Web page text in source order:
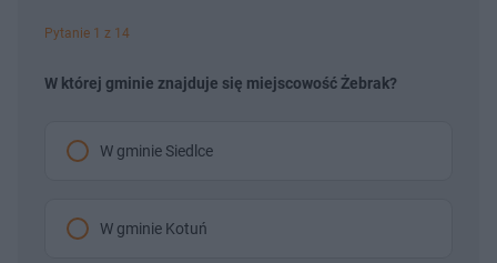
Pytanie 1 z 14
W której gminie znajduje się miejscowość Żebrak?
W gminie Siedlce
W gminie Kotuń